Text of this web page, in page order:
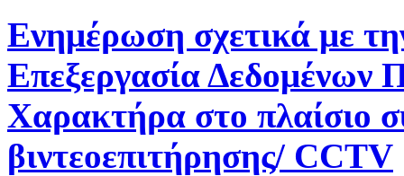
Ενημέρωση σχετικά με
Επεξεργασία Δεδομένων
Χαρακτήρα στο πλαίσιο
βιντεοεπιτήρησης/ CCTV